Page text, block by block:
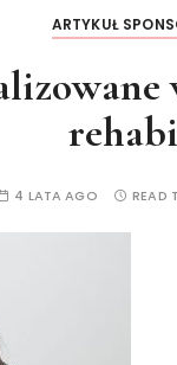
ARTYKUŁ
4 LATA AGO READ